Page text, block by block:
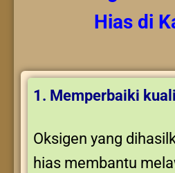
Hiasdi
1. Memperbaiki
Oksigen yang
hias membantu